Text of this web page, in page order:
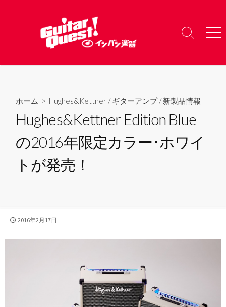
へ
検
り
メ
ー
ホーム > Hughes&Kettner /ギターアンプ/新製品情報
Hughes&Kettner Edition Blue
の2016年限定カラー･ホワイ
トが発売！
公
日
2016年2月17日